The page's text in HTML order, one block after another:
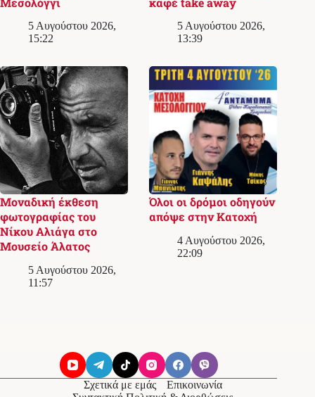
5 Αυγούστου 2026,
15:22
5 Αυγούστου 2026,
13:39
Μοναδική έκθεση
φωτογραφίας του
Νίκου Αλιάγα στο
Μουσείο Άλατος
5 Αυγούστου 2026,
11:57
Όλοι οι δρόμοι οδηγούν
απόψε στην Κατοχή
4 Αυγούστου 2026,
22:09
Σχετικά με εμάς
Επικοινωνία